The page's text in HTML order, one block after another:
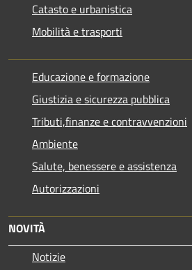
Catasto e urbanistica
Mobilità e trasporti
Educazione e formazione
Giustizia e sicurezza pubblica
Tributi,finanze e contravvenzioni
Ambiente
Salute, benessere e assistenza
Autorizzazioni
NOVITÀ
Notizie